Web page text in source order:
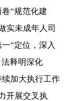
”规范化建
实未成年人司
”定位，深入
释明深化
加大执行工作
开展交叉执